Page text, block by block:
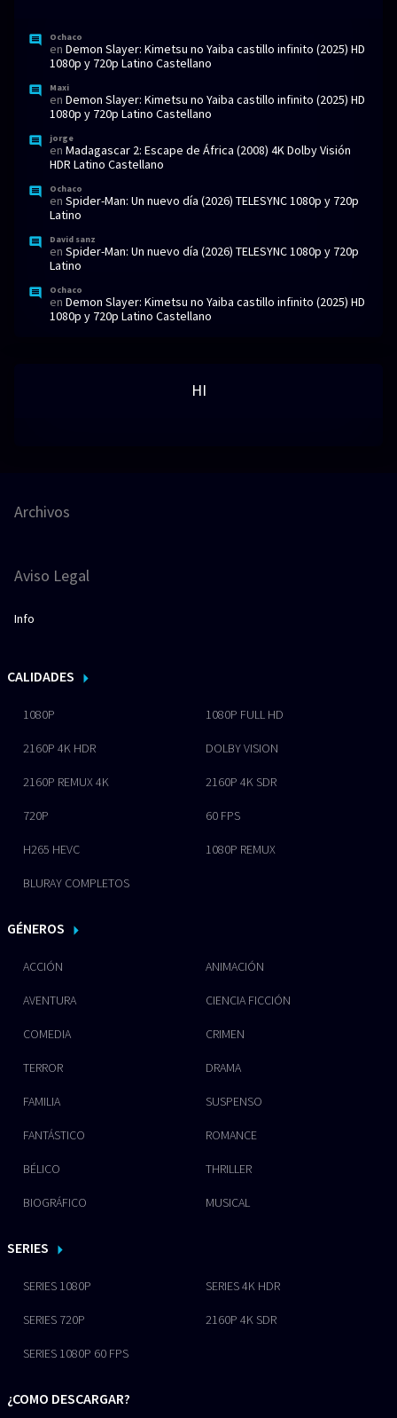
Ochaco
en Demon Slayer: Kimetsu no Yaiba castillo infinito (2025) HD
1080p y 720p Latino Castellano
Maxi
en Demon Slayer: Kimetsu no Yaiba castillo infinito (2025) HD
1080p y 720p Latino Castellano
jorge
en Madagascar 2: Escape de África (2008) 4K Dolby Visión
HDR Latino Castellano
Ochaco
en Spider-Man: Un nuevo día (2026) TELESYNC 1080p y 720p
Latino
David sanz
en Spider-Man: Un nuevo día (2026) TELESYNC 1080p y 720p
Latino
Ochaco
en Demon Slayer: Kimetsu no Yaiba castillo infinito (2025) HD
1080p y 720p Latino Castellano
HI
Archivos
Aviso Legal
Info
CALIDADES
1080P 1080P FULL HD
2160P 4K HDR DOLBY VISION
2160P REMUX 4K 2160P 4K SDR
720P 60 FPS
H265 HEVC 1080P REMUX
BLURAY COMPLETOS
GÉNEROS
ACCIÓN ANIMACIÓN
AVENTURA CIENCIA FICCIÓN
COMEDIA CRIMEN
TERROR DRAMA
FAMILIA SUSPENSO
FANTÁSTICO ROMANCE
BÉLICO THRILLER
BIOGRÁFICO MUSICAL
SERIES
SERIES 1080P SERIES 4K HDR
SERIES 720P 2160P 4K SDR
SERIES 1080P 60 FPS
¿COMO DESCARGAR?